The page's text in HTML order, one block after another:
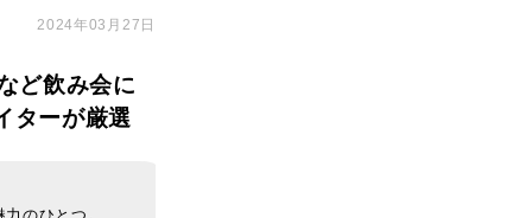
2024年03月27日
ど飲み会に
ターが厳選